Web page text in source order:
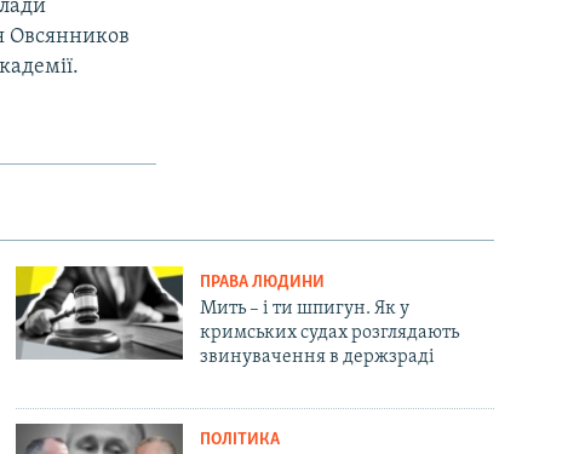
Овсянников
ПРАВА ЛЮДИНИ
Мить – і ти шпигун. Як у
кримських судах розглядають
звинувачення в держзраді
ПОЛІТИКА